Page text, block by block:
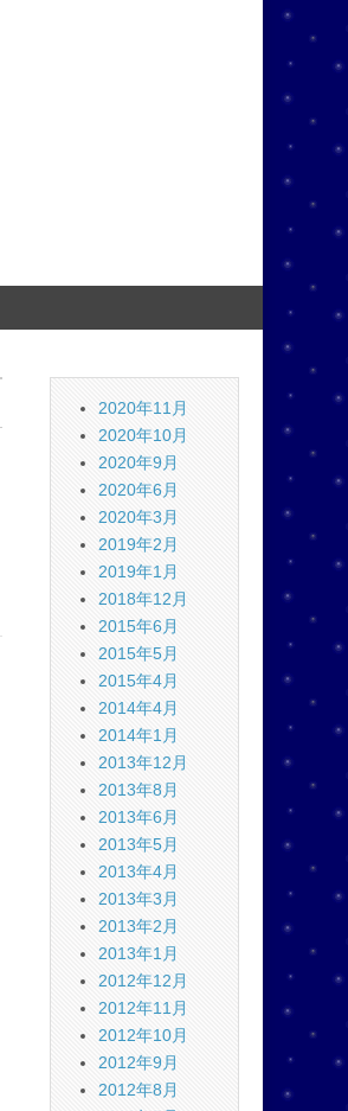
2020年11月
2020年10月
2020年9月
2020年6月
2020年3月
2019年2月
2019年1月
2018年12月
2015年6月
2015年5月
2015年4月
2014年4月
2014年1月
2013年12月
2013年8月
2013年6月
2013年5月
2013年4月
2013年3月
2013年2月
2013年1月
2012年12月
2012年11月
2012年10月
2012年9月
2012年8月